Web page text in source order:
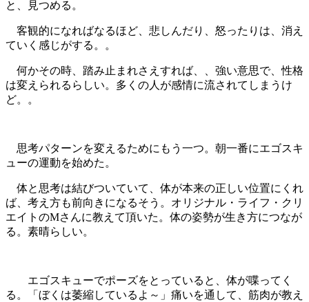
と、見つめる。
客観的になればなるほど、悲しんだり、怒ったりは、消え
ていく感じがする。。
何かその時、踏み止まれさえすれば、、強い意思で、性格
は変えられるらしい。多くの人が感情に流されてしまうけ
ど。。
思考パターンを変えるためにもう一つ。朝一番にエゴスキ
ューの運動を始めた。
体と思考は結びついていて、体が本来の正しい位置にくれ
ば、考え方も前向きになるそう。オリジナル・ライフ・クリ
エイトのMさんに教えて頂いた。体の姿勢が生き方につなが
る。素晴らしい。
エゴスキューでポーズをとっていると、体が喋ってく
る。「ぼくは萎縮しているよ～」痛いを通して、筋肉が教え